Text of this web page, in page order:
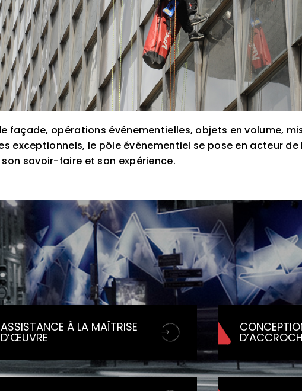
façade, opérations événementielles, objets en volume,
exceptionnels, le pôle événementiel se pose en acteur de
savoir-faire et son expérience.
ASSISTANCE À LA MAÎTRISE
D’ŒUVRE